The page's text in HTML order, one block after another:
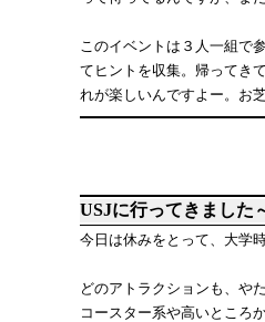
このイベントは３人一組で
てヒントを収集。帰ってき
れが楽しいんですよー。お
USJに行ってきました
今日は休みをとって、大学
どのアトラクションも、や
コースター系や高いところ